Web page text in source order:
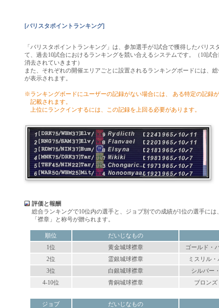
[バリスタポイントランキング]
「バリスタポイントランキング」は、参加選手が1試合で獲得したバリス
て、過去10試合におけるランキングを競い合えるシステムです。（10試
消去されていきます）
また、それぞれの開催エリアごとに設置されるランキングボードには、
が表示されます。
※ランキングボードにユーザーの記録がない場合には、 ある特定の記録
記載されます。
上位にランクインするには、この記録を上回る必要があります。
評価と報酬
総合ランキングで10位内の選手と、ジョブ別での成績が1位の選手に
「襟章」と称号が贈られます。
順位
だいじなもの
1位
黄金城球襟章
ゴールド
2位
霊銀城球襟章
ミスリル
3位
白銀城球襟章
シルバー
4-10位
青銅城球襟章 ブロン
ジョブ
だいじなもの